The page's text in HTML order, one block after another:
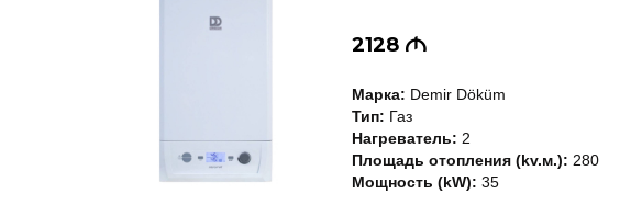
2128 M
Марка: Demir Döküm
Тип: Газ
Нагреватель: 2
Площадь отопления (kv.м.): 280
Мощность (kW): 35